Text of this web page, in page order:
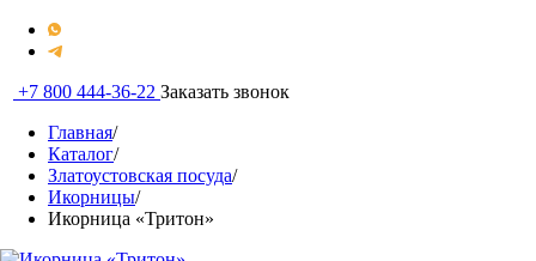
+7 800 444-36-22 Заказать звонок
Главная/
Каталог/
Златоустовская посуда/
Икорницы/
Икорница «Тритон»